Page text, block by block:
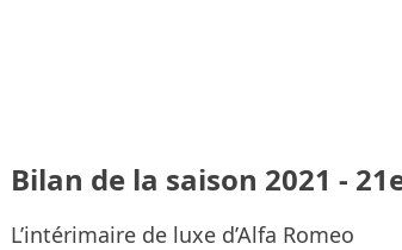
Bilan de la saison 2021 -
L’intérimaire de luxe d’Alfa Romeo